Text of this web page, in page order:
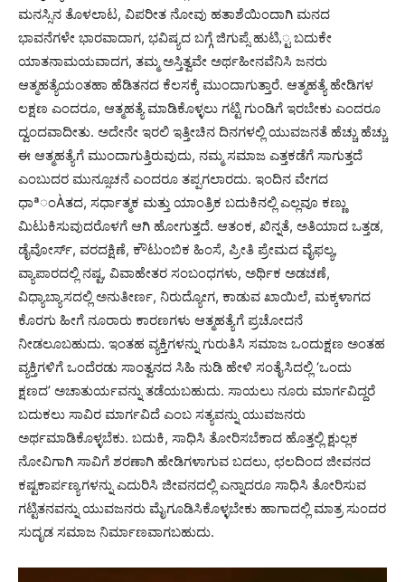
ಮನಸ್ಸಿನ ತೊಳಲಾಟ, ವಿಪರೀತ ನೋವು ಹತಾಶೆಯಿಂದಾಗಿ ಮನದ
ಭಾವನೆಗಳೇ ಭಾರವಾದಾಗ, ಭವಿಷ್ಯದ ಬಗ್ಗೆ ಜಿಗುಪ್ಸೆ ಹುಟಿ,್ಟ ಬದುಕೇ
ಯಾತನಾಮಯವಾದಗ, ತಮ್ಮ ಅಸ್ತಿತ್ವವೇ ಅರ್ಥಹೀನವೆನಿಸಿ ಜನರು
ಆತ್ಮಹತ್ಯೆಯಂತಹಾ ಹೆಡಿತನದ ಕೆಲಸಕ್ಕೆ ಮುಂದಾಗುತ್ತಾರೆ. ಆತ್ಮಹತ್ಯೆ ಹೇಡಿಗಳ
ಲಕ್ಷಣ ಎಂದರೂ, ಆತ್ಮಹತ್ಯೆ ಮಾಡಿಕೊಳ್ಳಲು ಗಟ್ಟಿ ಗುಂಡಿಗೆ ಇರಬೇಕು ಎಂದರೂ
ದ್ವಂದವಾದೀತು. ಅದೇನೇ ಇರಲಿ ಇತ್ತೀಚಿನ ದಿನಗಳಲ್ಲಿ ಯುವಜನತೆ ಹೆಚ್ಚು ಹೆಚ್ಚು
ಈ ಆತ್ಮಹತ್ಯೆಗೆ ಮುಂದಾಗುತ್ತಿರುವುದು, ನಮ್ಮ ಸಮಾಜ ಎತ್ತಕಡೆಗೆ ಸಾಗುತ್ತದೆ
ಎಂಬುದರ ಮುನ್ಸೂಚನೆ ಎಂದರೂ ತಪ್ಪಗಲಾರದು. ಇಂದಿನ ವೇಗದ
ಧಾªಂÀತದ, ಸರ್ಧಾತ್ಮಕ ಮತ್ತು ಯಾಂತ್ರಿಕ ಬದುಕಿನಲ್ಲಿ ಎಲ್ಲವೂ ಕಣ್ಣು
ಮಿಟುಕಿಸುವುದರೊಳಗೆ ಆಗಿ ಹೋಗುತ್ತದೆ. ಆತಂಕ, ಖಿನ್ನತೆ, ಅತಿಯಾದ ಒತ್ತಡ,
ಡೈವೋರ್ಸ್, ವರದಕ್ಷಿಣೆ, ಕೌಟುಂಬಿಕ ಹಿಂಸೆ, ಪ್ರೀತಿ ಪ್ರೇಮದ ವೈಫಲ್ಯ,
ವ್ಯಾಪಾರದಲ್ಲಿ ನಷ್ಟ, ವಿವಾಹೇತರ ಸಂಬಂಧಗಳು, ಅರ್ಥಿಕ ಅಡಚಣೆ,
ವಿಧ್ಯಾಬ್ಯಾಸದಲ್ಲಿ ಅನುತೀರ್ಣ, ನಿರುದ್ಯೋಗ, ಕಾಡುವ ಖಾಯಿಲೆ, ಮಕ್ಕಳಾಗದ
ಕೊರಗು ಹೀಗೆ ನೂರಾರು ಕಾರಣಗಳು ಆತ್ಮಹತ್ಯೆಗೆ ಪ್ರಚೋದನೆ
ನೀಡಲೂಬಹುದು. ಇಂತಹ ವ್ಯಕ್ತಿಗಳನ್ನು ಗುರುತಿಸಿ ಸಮಾಜ ಒಂದುಕ್ಷಣ ಅಂತಹ
ವ್ಯಕ್ತಿಗಳಿಗೆ ಒಂದೆರಡು ಸಾಂತ್ವನದ ಸಿಹಿ ನುಡಿ ಹೇಳಿ ಸಂತೈಸಿದಲ್ಲಿ ‘ಒಂದು
ಕ್ಷಣದ’ ಅಚಾತುರ್ಯವನ್ನು ತಡೆಯಬಹುದು. ಸಾಯಲು ನೂರು ಮಾರ್ಗವಿದ್ದರೆ
ಬದುಕಲು ಸಾವಿರ ಮಾರ್ಗವಿದೆ ಎಂಬ ಸತ್ಯವನ್ನು ಯುವಜನರು
ಅರ್ಥಮಾಡಿಕೊಳ್ಳಬೆಕು. ಬದುಕಿ, ಸಾಧಿಸಿ ತೋರಿಸಬೆಕಾದ ಹೊತ್ತಲ್ಲಿ ಕ್ಷುಲ್ಲಕ
ನೋವಿಗಾಗಿ ಸಾವಿಗೆ ಶರಣಾಗಿ ಹೇಡಿಗಳಾಗುವ ಬದಲು, ಛಲದಿಂದ ಜೀವನದ
ಕಷ್ಟಕಾರ್ಪಣ್ಯಗಳನ್ನು ಎದುರಿಸಿ ಜೀವನದಲ್ಲಿ ಎನ್ನಾದರೂ ಸಾಧಿಸಿ ತೋರಿಸುವ
ಗಟ್ಟಿತನವನ್ನು ಯುವಜನರು ಮೈಗೂಡಿಸಿಕೊಳ್ಳಬೇಕು ಹಾಗಾದಲ್ಲಿ ಮಾತ್ರ ಸುಂದರ
ಸುದೃಡ ಸಮಾಜ ನಿರ್ಮಾಣವಾಗಬಹುದು.